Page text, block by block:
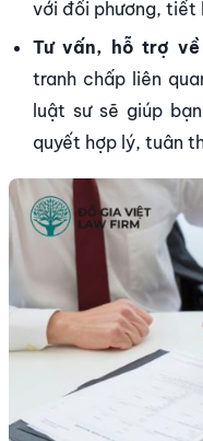
với đối phương, tiết
Tư vấn, hỗ trợ
tranh chấp liên
luật sư sẽ giúp
quyết hợp lý, tuân